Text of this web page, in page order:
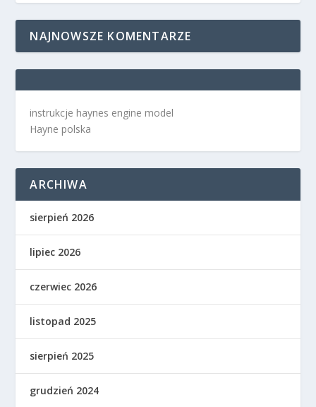
NAJNOWSZE KOMENTARZE
instrukcje haynes engine model
Hayne polska
ARCHIWA
sierpień 2026
lipiec 2026
czerwiec 2026
listopad 2025
sierpień 2025
grudzień 2024